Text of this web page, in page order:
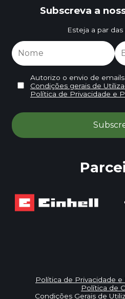
Subscreva a
Esteja a par
Autorizo o envio de
Condições gerais de
Política de Privacidade e
Política de Privacidade
Política de
Condições Gerais de